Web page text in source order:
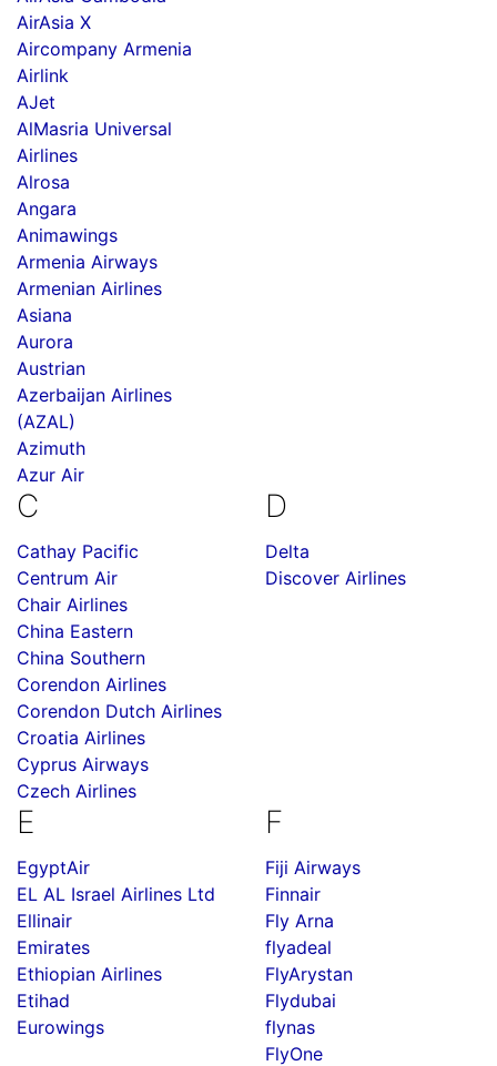
AirAsia X
Aircompany Armenia
Airlink
AJet
AlMasria Universal
Airlines
Alrosa
Angara
Animawings
Armenia Airways
Armenian Airlines
Asiana
Aurora
Austrian
Azerbaijan Airlines
(AZAL)
Azimuth
Azur Air
C
Cathay Pacific
Centrum Air
Chair Airlines
China Eastern
China Southern
Corendon Airlines
Corendon Dutch Airlines
Croatia Airlines
Cyprus Airways
Czech Airlines
D
Delta
Discover Airlines
E
EgyptAir
EL AL Israel Airlines Ltd
Ellinair
Emirates
Ethiopian Airlines
Etihad
Eurowings
F
Fiji Airways
Finnair
Fly Arna
flyadeal
FlyArystan
Flydubai
flynas
FlyOne